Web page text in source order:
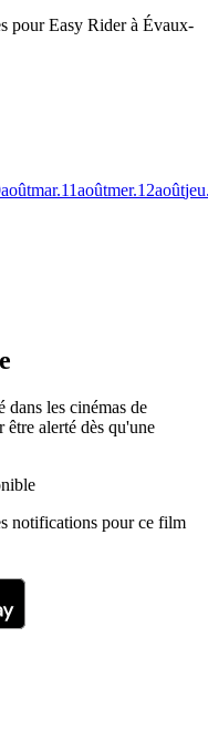
pour Easy Rider à Évaux-
aoûtmar.11aoûtmer.12août
dans les cinémas de
alerté dès qu'une
notifications pour ce film